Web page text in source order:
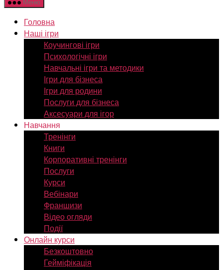
Меню
Головна
Наші ігри
Коучингові ігри
Психологічні ігри
Навчальні ігри та методики
Ігри для бізнеса
Ігри для родини
Послуги для бізнеса
Аксесуари для ігор
Навчання
Тренінги
Книги
Корпоративні тренінги
Послуги
Курси
Вебінари
Франшизи
Відео огляди
Події
Онлайн курси
Безкоштовно
Гейміфікація